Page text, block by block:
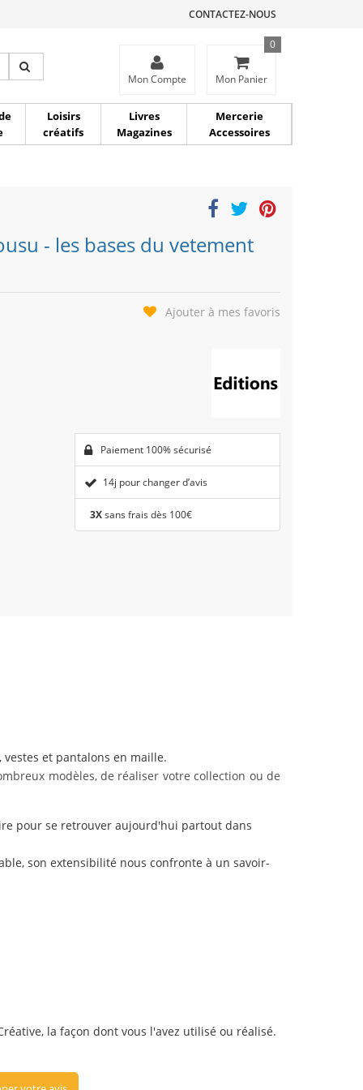
CONTACTEZ-NOUS
Mon Compte Mon Panier
0
Loisirs
créatifs
Livres
Magazines
Mercerie
Accessoires
- les bases du vetement
Ajouter à mes favoris
Paiement 100% sécurisé
14j pour changer d’avis
3Xsans frais dès 100€
et pantalons en maille.
modèles, de réaliser votre collection ou de
pour se retrouver aujourd'hui partout dans
son extensibilité nous confronte à un savoir-
la façon dont vous l'avez utilisé ou réalisé.